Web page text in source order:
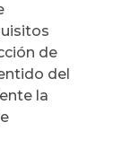
de
del
la